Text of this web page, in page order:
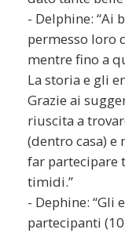
- Delphine: “Ai
permesso loro
mentre fino a
La storia e gli
Grazie ai
riuscita a
(dentro casa) e
far partecipare
timidi.”
- Dephine: “Gli
partecipanti